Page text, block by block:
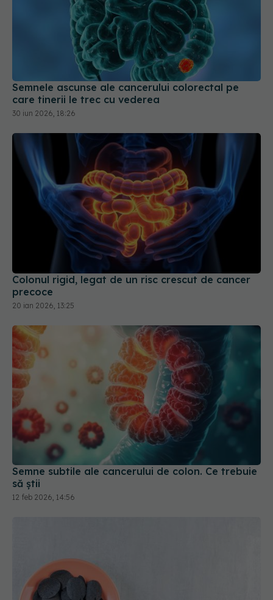
Semnele ascunse ale cancerului colorectal pe
care tinerii le trec cu vederea
30 iun 2026, 18:26
Colonul rigid, legat de un risc crescut de cancer
20 ian 2026, 13:25
Semne subtile ale cancerului de colon. Ce trebuie
12 feb 2026, 14:56